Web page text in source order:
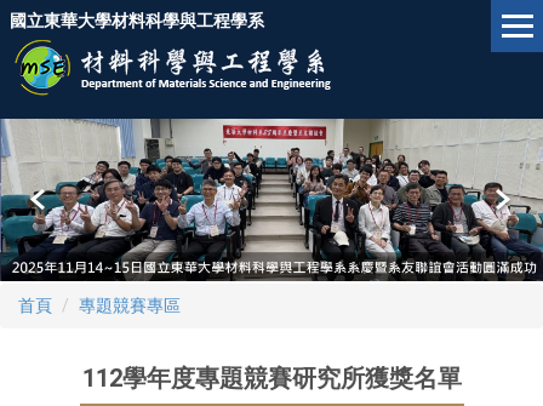
跳
到
主
要
內
容
區
國立東華大學材料科學與工程學系
首頁 專題競賽專區
112學年度專題競賽研究所獲獎名單